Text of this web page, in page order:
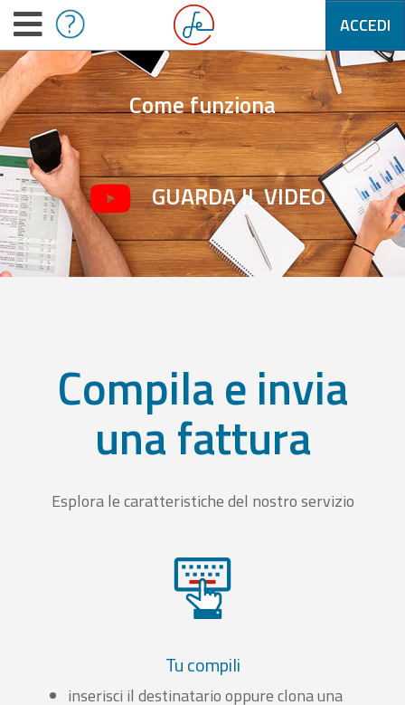
ACCEDI
Come funziona
GUARDA IL VIDEO
Compila e invia
una fattura
Esplora le caratteristiche del nostro servizio
Tu compili
inserisci il destinatario oppure clona una